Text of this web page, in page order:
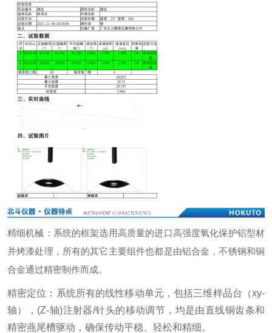
精细机械：系统的框架选用高质量的进口高强度氧化保护铝型材
并烤漆处理，所有的其它主要组件也都是由铝合金，不锈钢和铜
合金通过精密制作而成。
精密定位：系统所有的线性移动单元，包括三维样品台（xy-
轴），(Z-轴)注射器/针头的移动调节，均是由直线铜齿条和
精密燕尾槽驱动，确保传动平稳、轻松和精细。